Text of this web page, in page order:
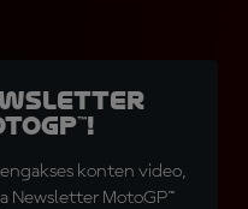
konten video,
Newsletter MotoGP™